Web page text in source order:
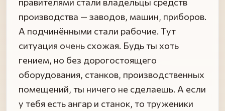
производства — заводов, машин, приборов.
А подчинёнными стали рабочие. Тут
ситуация очень схожая. Будь ты хоть
гением, но без дорогостоящего
оборудования, станков, производственных
помещений, ты ничего не сделаешь. А если
у тебя есть ангар и станок, то труженики